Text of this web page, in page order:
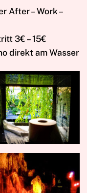
After – Work –
3€ – 15€
direkt am Wasser